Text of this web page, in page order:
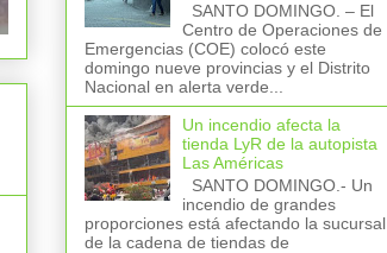
SANTO DOMINGO. – El
Centro de Operaciones de
Emergencias (COE) colocó este
domingo nueve provincias y el Distrito
Nacional en alerta verde...
Un incendio afecta la
tienda LyR de la autopista
Las Américas
SANTO DOMINGO.- Un
incendio de grandes
proporciones está afectando la sucursal
de la cadena de tiendas de